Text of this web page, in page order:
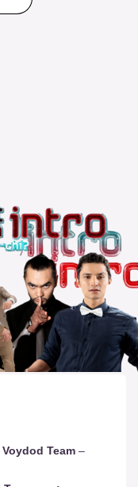
Voydod Team –